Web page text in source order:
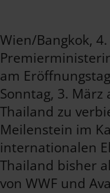
Wien/Bangkok,
am
Sonntag, 3.
Thailand zu
Meilenstein im
internationalen
Thailand bisher
von WWF und